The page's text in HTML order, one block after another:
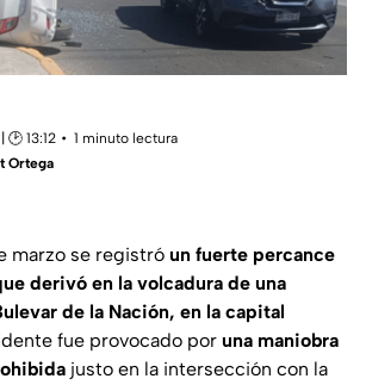
13:12
1 minuto lectura
Ortega
marzo se registró un fuerte percance
derivó en la volcadura de una
de la Nación, en la capital
fue provocado por una maniobra
justo en la intersección con la